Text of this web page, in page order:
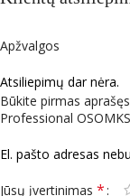
Apžvalgos
Atsiliepimų dar nėra.
Būkite pirmas
Professional
El. pašto adresas
Jūsų įvertinimas *